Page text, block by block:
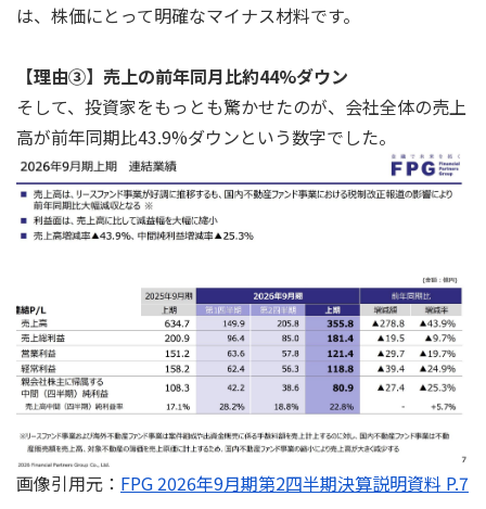
は、株価にとって明確なマイナス材料です。
【理由③】売上の前年同月比約44%ダウン
そして、投資家をもっとも驚かせたのが、会社全体の売上
高が前年同期比43.9%ダウンという数字でした。
画像引用元： FPG 2026年9月期第2四半期決算説明資料 P.7